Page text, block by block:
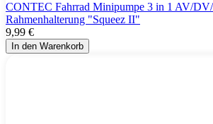
CONTEC Fahrrad Minipumpe 3 in 1 AV/
Rahmenhalterung "Squeez II"
9,99 €
In den Warenkorb